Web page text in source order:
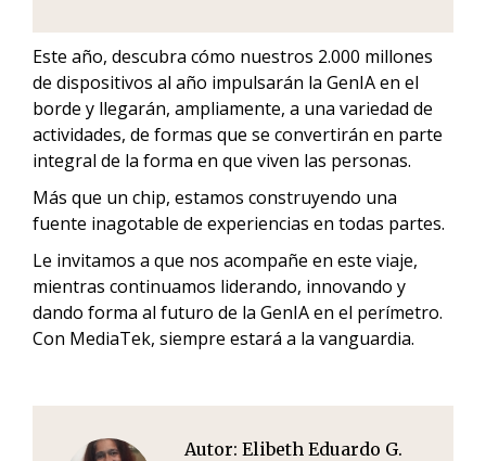
Este año, descubra cómo nuestros 2.000 millones
de dispositivos al año impulsarán la GenIA en el
borde y llegarán, ampliamente, a una variedad de
actividades, de formas que se convertirán en parte
integral de la forma en que viven las personas.
Más que un chip, estamos construyendo una
fuente inagotable de experiencias en todas partes.
Le invitamos a que nos acompañe en este viaje,
mientras continuamos liderando, innovando y
dando forma al futuro de la GenIA en el perímetro.
Con MediaTek, siempre estará a la vanguardia.
Autor: Elibeth Eduardo G.